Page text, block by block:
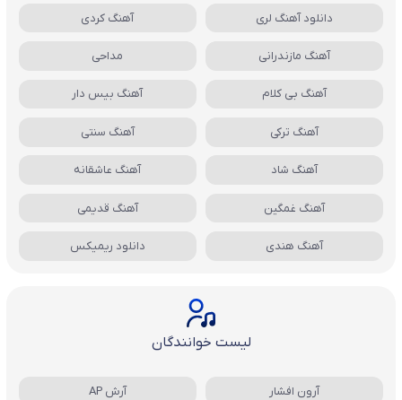
دانلود آهنگ لری آهنگ کردی
آهنگ مازندرانی مداحی
آهنگ بی کلام آهنگ بیس دار
آهنگ ترکی آهنگ سنتی
آهنگ شاد آهنگ عاشقانه
آهنگ غمگین آهنگ قدیمی
آهنگ هندی دانلود ریمیکس
لیست خوانندگان
آرون افشار آرش AP